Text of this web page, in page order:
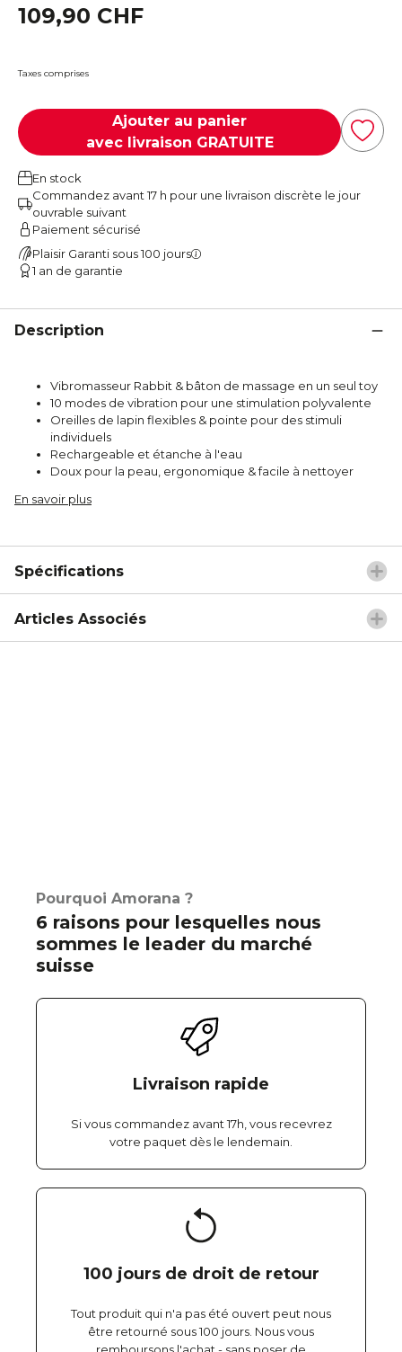
109,90 CHF
Taxes comprises
Ajouter au panier
avec livraison GRATUITE
En stock
Commandez avant 17 h pour une livraison discrète le jour
ouvrable suivant
Paiement sécurisé
Plaisir Garanti sous 100 jours
1 an de garantie
Description
Vibromasseur Rabbit & bâton de massage en un seul toy
10 modes de vibration pour une stimulation polyvalente
Oreilles de lapin flexibles & pointe pour des stimuli
individuels
Rechargeable et étanche à l'eau
Doux pour la peau, ergonomique & facile à nettoyer
En savoir plus
Spécifications
Articles Associés
Pourquoi Amorana ?
6 raisons pour lesquelles nous
sommes le leader du marché
suisse
Livraison rapide
Si vous commandez avant 17h, vous recevrez
votre paquet dès le lendemain.
100 jours de droit de retour
Tout produit qui n'a pas été ouvert peut nous
être retourné sous 100 jours. Nous vous